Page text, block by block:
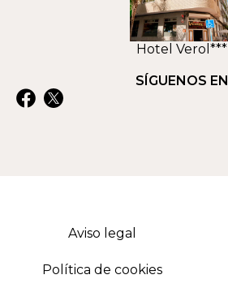
Hotel Verol***
SÍGUENOS EN
Aviso legal
Política de cookies